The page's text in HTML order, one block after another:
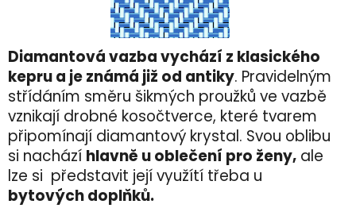
Diamantová vazba vychází z klasického
kepru a je známá již od antiky. Pravidelným
střídáním směru šikmých proužků ve vazbě
vznikají drobné kosočtverce, které tvarem
připomínají diamantový krystal. Svou oblibu
si nachází hlavně u oblečení pro ženy, ale
lze si představit její využítí třeba u
bytových doplňků.